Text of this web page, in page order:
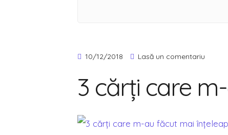
10/12/2018 Lasă un comentariu
cărți
care
au
3 cărți care